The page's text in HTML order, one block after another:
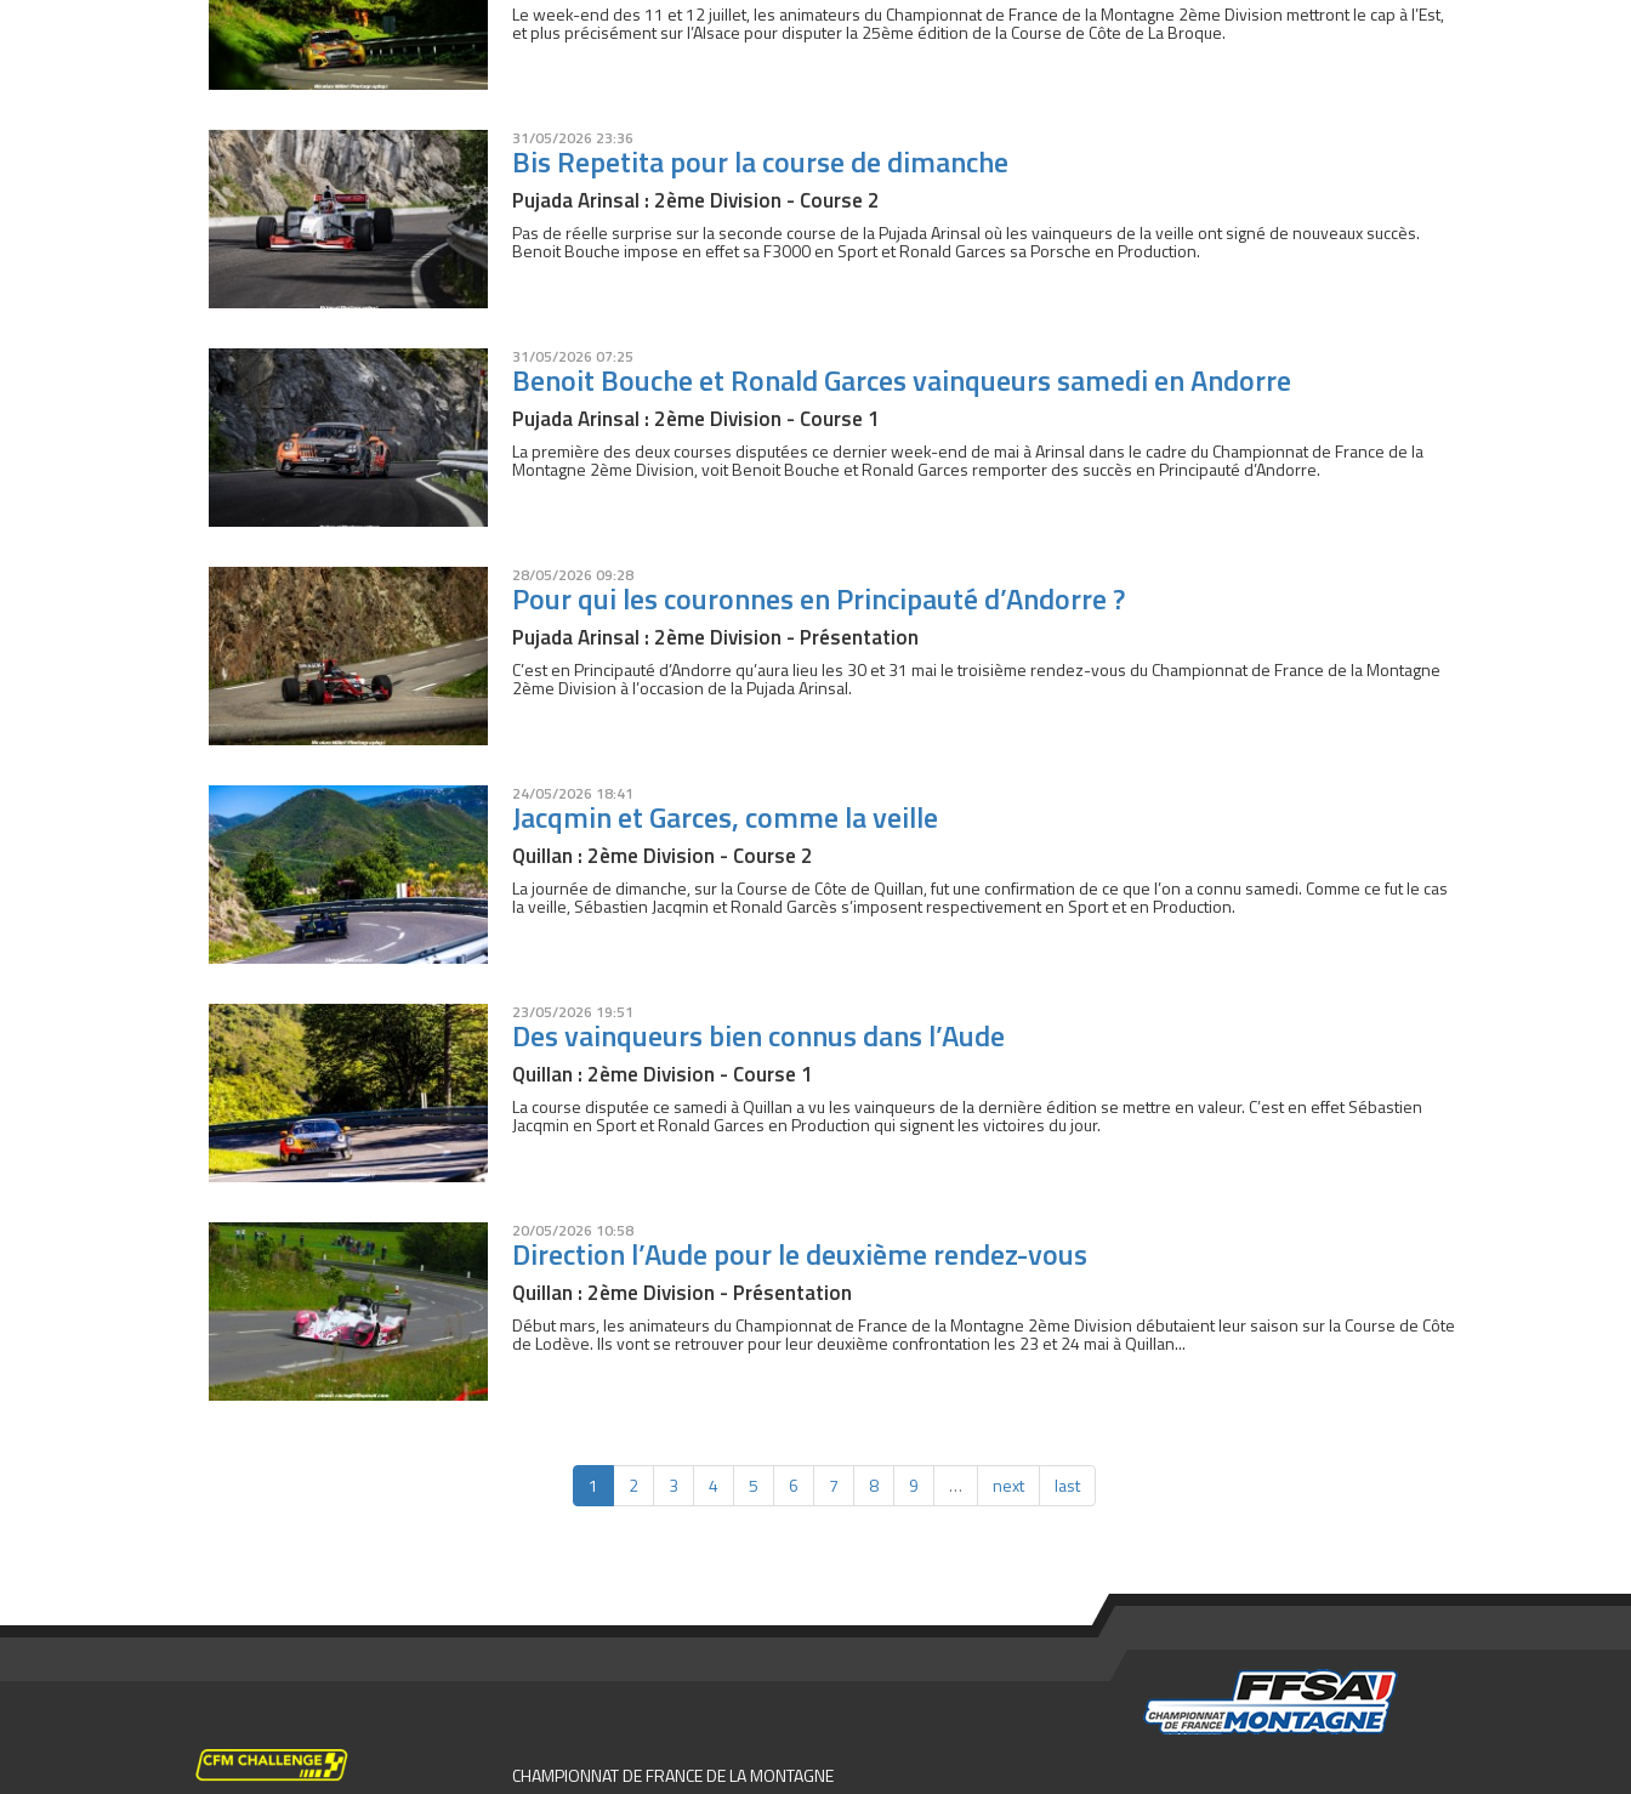
Le week-end des 11 et 12 juillet, les animateurs du Championnat de France de la Montagne 2ème Division mettront le cap à l’Est,
et plus précisément sur l’Alsace pour disputer la 25ème édition de la Course de Côte de La Broque.
31/05/2026 23:36
Bis Repetita pour la course de dimanche
Pujada Arinsal : 2ème Division - Course 2
Pas de réelle surprise sur la seconde course de la Pujada Arinsal où les vainqueurs de la veille ont signé de nouveaux succès.
Benoit Bouche impose en effet sa F3000 en Sport et Ronald Garces sa Porsche en Production.
31/05/2026 07:25
Benoit Bouche et Ronald Garces vainqueurs samedi en Andorre
Pujada Arinsal : 2ème Division - Course 1
La première des deux courses disputées ce dernier week-end de mai à Arinsal dans le cadre du Championnat de France de la
Montagne 2ème Division, voit Benoit Bouche et Ronald Garces remporter des succès en Principauté d’Andorre.
28/05/2026 09:28
Pour qui les couronnes en Principauté d’Andorre ?
Pujada Arinsal : 2ème Division - Présentation
C’est en Principauté d’Andorre qu’aura lieu les 30 et 31 mai le troisième rendez-vous du Championnat de France de la Montagne
2ème Division à l’occasion de la Pujada Arinsal.
24/05/2026 18:41
Jacqmin et Garces, comme la veille
Quillan : 2ème Division - Course 2
La journée de dimanche, sur la Course de Côte de Quillan, fut une confirmation de ce que l’on a connu samedi. Comme ce fut le cas
la veille, Sébastien Jacqmin et Ronald Garcès s’imposent respectivement en Sport et en Production.
23/05/2026 19:51
Des vainqueurs bien connus dans l’Aude
Quillan : 2ème Division - Course 1
La course disputée ce samedi à Quillan a vu les vainqueurs de la dernière édition se mettre en valeur. C’est en effet Sébastien
Jacqmin en Sport et Ronald Garces en Production qui signent les victoires du jour.
20/05/2026 10:58
Direction l’Aude pour le deuxième rendez-vous
Quillan : 2ème Division - Présentation
Début mars, les animateurs du Championnat de France de la Montagne 2ème Division débutaient leur saison sur la Course de Côte
de Lodève. Ils vont se retrouver pour leur deuxième confrontation les 23 et 24 mai à Quillan...
1 2 3 4 5 6 7 8 9 … next last
CHAMPIONNAT DE FRANCE DE LA MONTAGNE